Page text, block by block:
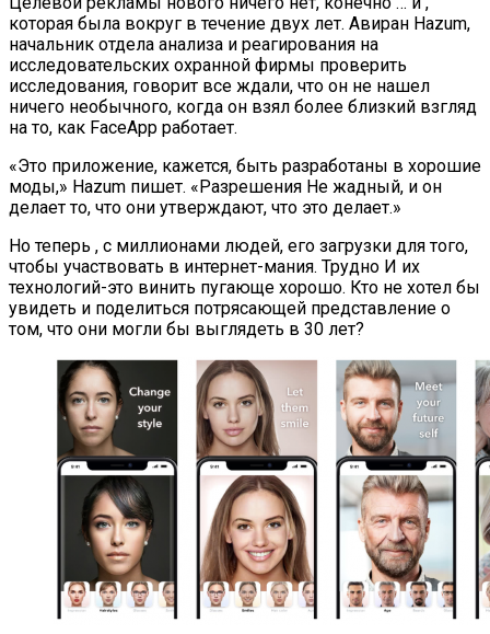
которая была вокруг в течение двух лет. Авиран Hazum,
начальник отдела анализа и реагирования на
исследовательских охранной фирмы проверить
исследования, говорит все ждали, что он не нашел
ничего необычного, когда он взял более близкий взгляд
на то, как FaceApp работает.
«Это приложение, кажется, быть разработаны в хорошие
моды,» Hazum пишет. «Разрешения Не жадный, и он
делает то, что они утверждают, что это делает.»
Но теперь , с миллионами людей, его загрузки для того,
чтобы участвовать в интернет-мания. Трудно И их
технологий-это винить пугающе хорошо. Кто не хотел бы
увидеть и поделиться потрясающей представление о
том, что они могли бы выглядеть в 30 лет?